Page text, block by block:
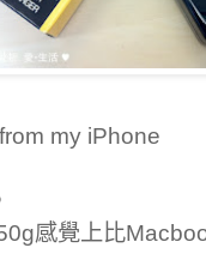
my iPhone
感覺上 比